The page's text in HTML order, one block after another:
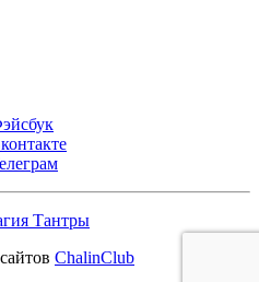
Тантры
ChalinClub